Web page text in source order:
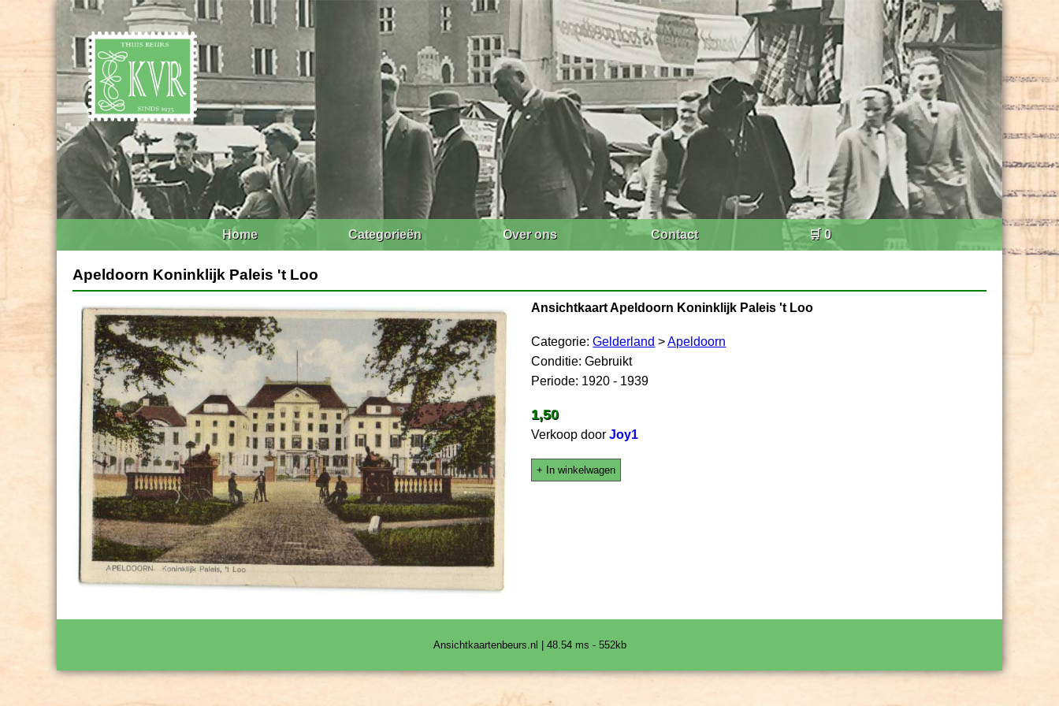
Home Categorieën Over ons Contact 🛒 0
Apeldoorn Koninklijk Paleis 't Loo
Ansichtkaart Apeldoorn Koninklijk Paleis 't Loo
Categorie:Gelderland >Apeldoorn
Conditie: Gebruikt
Periode: 1920 - 1939
1,50
Verkoop doorJoy1
+ In winkelwagen
Ansichtkaartenbeurs.nl | 48.54 ms - 552kb